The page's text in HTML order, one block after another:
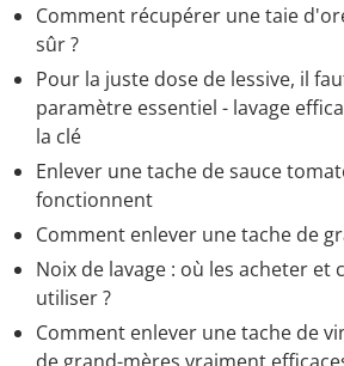
Comment récupérer une taie
sûr ?
Pour la juste dose de lessive, il
paramètre essentiel - lavage
la clé
Enlever une tache de sauce
fonctionnent
Comment enlever une tache de
Noix de lavage : où les acheter et
utiliser ?
Comment enlever une tache de